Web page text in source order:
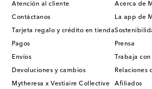
Atención al cliente
Contáctanos
Tarjeta regalo y crédito en tienda
Pagos
Envíos
Devoluciones y cambios
Mytheresa x Vestiaire Collective
Acerca de
La app de
Prensa
Trabaja
Relaciones
Afiliados